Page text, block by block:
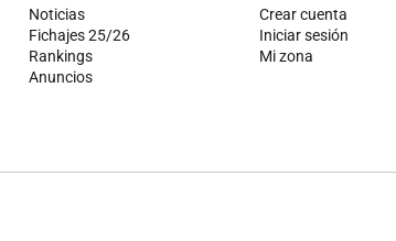
Noticias
Fichajes 25/26
Rankings
Anuncios
Crear cuenta
Iniciar sesión
Mi zona